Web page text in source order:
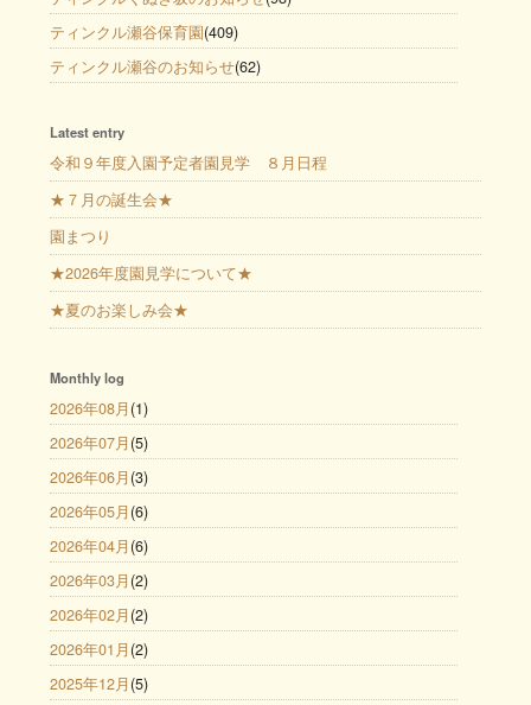
ティンクル瀬谷保育園(409)
ティンクル瀬谷のお知らせ(62)
Latest entry
令和９年度入園予定者園見学 ８月日程
★７月の誕生会★
園まつり
★2026年度園見学について★
★夏のお楽しみ会★
Monthly log
2026年08月 (1)
2026年07月 (5)
2026年06月 (3)
2026年05月 (6)
2026年04月 (6)
2026年03月 (2)
2026年02月 (2)
2026年01月 (2)
2025年12月 (5)